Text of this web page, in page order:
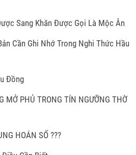
Sang Khăn Được Gọi Là Mộc Ân
Cần Ghi Nhớ Trong Nghi Thức Hầu
Đồng
MỞ PHỦ TRONG TÍN NGƯỠNG THỜ
HOÁN SỐ ???